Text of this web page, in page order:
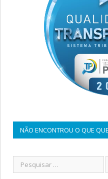
NÃO ENCONTROU O QUE